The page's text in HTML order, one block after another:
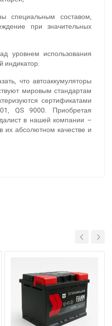
специальным составом,
при значительных
уровнем использования
индикатор.
что автоаккумуляторы
мировым стандартам
сертификатами
QS 9000. Приобретая
в нашей компании –
абсолютном качестве и
пишіть у Viber / Telegram